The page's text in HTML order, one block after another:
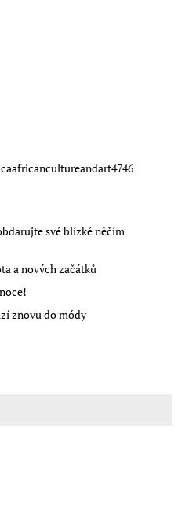
své blízké něčím
a nových začátků
znovu do módy